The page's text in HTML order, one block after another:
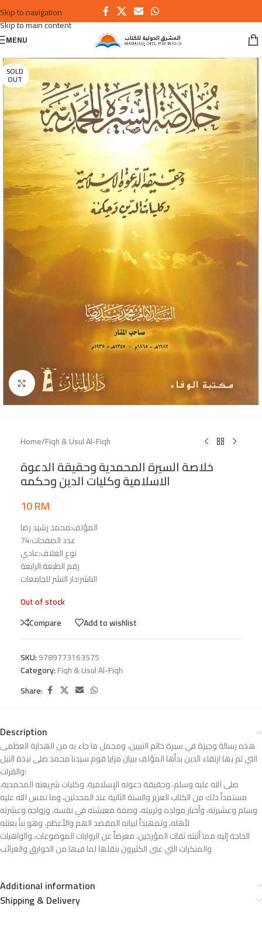
Skip to navigation
Skip to main content
MENU
SOLD
OUT
Click to enlarge
Home/Fiqh & Usul Al-Fiqh
خلاصة السيرة المحمدية وحقيقة الدعوة
الاسلامية وكليات الدين وحكمه
10RM
المؤلف:محمد رشيد رضا
عدد الصفحات:74
نوع الغلاف:عادي
رقم الطبعة:الرابعة
الناشر:دار النشر للجامعات
Out of stock
Compare
Add to wishlist
SKU:9789773163575
Category:Fiqh & Usul Al-Fiqh
Share:
Description
ھﺬه رﺳﺎﻟﺔ وﺟﯿﺰة ﻓﻲ ﺳﯿﺮة ﺧﺎﺗﻢ اﻟﻨﺒﯿﯿﻦ، وﻣﺠﻤﻞ ﻣﺎ ﺟﺎء ﺑﻪ ﻣﻦ اﻟﮫﺪاﻳﺔ اﻟﻌﻈﻤﻰ
اﻟﺘﻲ ﺗﻢ ﺑﮫﺎ ارﺗﻘﺎء اﻟﺪﻳﻦ ﺑﺪأھﺎ اﻟﻤﺆﻟﻒ ﺑﺒﯿﺎن ﻣﺰاﻳﺎ ﻗﻮم ﺳﯿﺪﻧﺎ ﻣﺤﻤﺪ ﺻﻠﻰ ﻧﺒﺬة اﻟﻨﯿﻞ
واﻟﻔﺮات:
ﺻﻠﻰ ﷲ ﻋﻠﯿﻪ وﺳﻠﻢ، وﺣﻘﯿﻘﺔ دﻋﻮﺗﻪ اﻹﺳﻼﻣﯿﺔ، وﻛﻠﯿﺎت ﺷﺮﻳﻌﺘﻪ اﻟﻤﺤﻤﺪﻳﺔ،
ﻣﺴﺘﻤﺪاً ذﻟﻚ ﻣﻦ اﻟﻜﺘﺎب اﻟﻌﺰﻳﺰ واﻟﺴﻨﺔ اﻟﺜﺎﻧﯿﺔ ﻋﻨﺪ اﻟﻤﺤﺪﺛﯿﻦ، وﻣﺎ ﺗﻤﺲ ﷲ ﻋﻠﯿﻪ
وﺳﻠﻢ وﻋﺸﯿﺮﺗﻪ، وأﺧﺒﺎر ﻣﻮﻟﺪه وﺗﺮﺑﯿﺘﻪ، وﺻﻔﺔ ﻣﻌﯿﺸﺘﻪ ﻓﻲ ﻧﻔﺴﻪ، وزواﺟﻪ وﻋﺸﺮﺗﻪ
ﻷھﻠﻪ، وﺗﻤﮫﯿﺪاً ﻟﺒﯿﺎﻧﻪ اﻟﻤﻘﺼﺪ اﻟﮫﻢ واﻷﻋﻈﻢ، وھﻮ ﻧﺒﺄ ﺑﻌﺜﺘﻪ
اﻟﺤﺎﺟﺔ إﻟﯿﻪ ﻣﻤﺎ أﺛﺒﺘﻪ ﺛﻘﺎت اﻟﻤﺆرﺧﯿﻦ، ﻣﻌﺮﺿﺎً ﻋﻦ اﻟﺮواﻳﺎت اﻟﻤﻮﺿﻮﻋﺎت، واﻟﻮاھﯿﺎت
واﻟﻤﻨﻜﺮات اﻟﺘﻲ ﻋﻨﻰ اﻟﻜﺜﯿﺮون ﺑﻨﻘﻠﮫﺎ ﻟﻤﺎ ﻓﯿﮫﺎ ﻣﻦ اﻟﺨﻮارق واﻟﻐﺮاﺋﺐ
Additional information
Shipping & Delivery